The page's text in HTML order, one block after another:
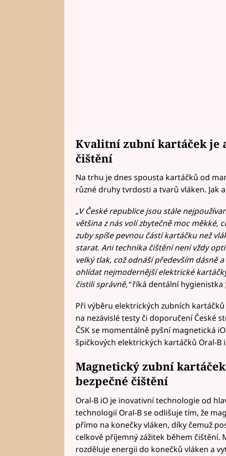
Kvalitní zubní kartáček je
čištění
Na trhu je dnes spousta kartáčků od
různé druhy tvrdosti a tvarů vláken. Jak
„V České republice jsou stále
většina z nás volí zbytečně moc měkké,
zuby spíše pevnou částí kartáčku než
starat. Ani technika čištění není vždy
velký tlak, což odnáší především dásně
ohlídat nejmodernější elektrické
čistili správně,“říká dentální hygienistka
Při výběru elektrických zubních
na nezávislé testy či doporučení České
ČSK se momentálně pyšní magnetická
špičkových elektrických kartáčků Oral-B
Magnetický zubní
bezpečné čištění
Oral-B iO je inovativní technologie od
technologií Oral-B se odlišuje tím, že
přímo na konečky vláken, díky čemuž
celkově příjemný zážitek během
rozděluje energii do konečků vláken a